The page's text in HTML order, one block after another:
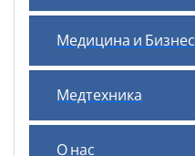
Медицина и Бизнес
Медтехника
О нас